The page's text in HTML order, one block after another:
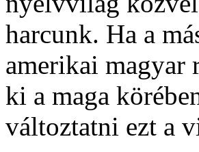
harcunk. Ha a
amerikai magyar
ki a maga
változtatni ezt a